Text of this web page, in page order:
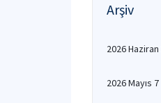
Arşiv
2026 Haziran
2026 Mayıs 7